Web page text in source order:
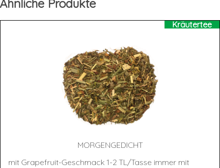
Ähnliche Produkte
Kräutertee
MOR­GEN­GE­DICHT
mit Grapefruit-Geschmack 1-2 TL/Tasse immer mit